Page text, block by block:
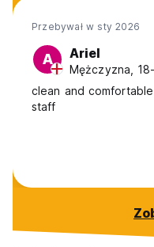
Przebywał w sty 2026
A Ariel
Mężczyzna,
clean and
staff